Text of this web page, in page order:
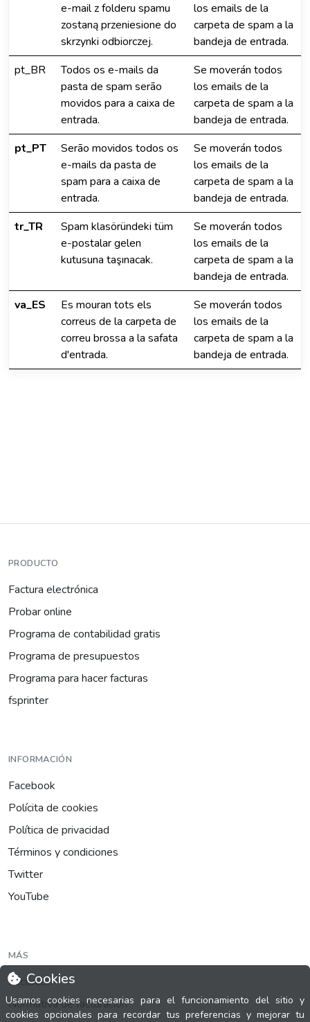
e-mail z folderu spamu
zostaną przeniesione do
skrzynki odbiorczej.
los emails de la
carpeta de spam a la
bandeja de entrada.
pt_BR
Todos os e-mails da
pasta de spam serão
movidos para a caixa de
entrada.
Se moverán todos
los emails de la
carpeta de spam a la
bandeja de entrada.
pt_PT
Serão movidos todos os
e-mails da pasta de
spam para a caixa de
entrada.
Se moverán todos
los emails de la
carpeta de spam a la
bandeja de entrada.
tr_TR
Spam klasöründeki tüm
e-postalar gelen
kutusuna taşınacak.
Se moverán todos
los emails de la
carpeta de spam a la
bandeja de entrada.
va_ES
Es mouran tots els
correus de la carpeta de
correu brossa a la safata
d'entrada.
Se moverán todos
los emails de la
carpeta de spam a la
bandeja de entrada.
Cookies
Usamos cookies necesarias para el funcionamiento del sitio y
cookies opcionales para recordar tus preferencias y mejorar tu
PRODUCTO
Factura electrónica
Probar online
Programa de contabilidad gratis
Programa de presupuestos
Programa para hacer facturas
fsprinter
INFORMACIÓN
Facebook
Polícita de cookies
Política de privacidad
Términos y condiciones
Twitter
YouTube
MÁS
FactuCon
Normativa de facturación